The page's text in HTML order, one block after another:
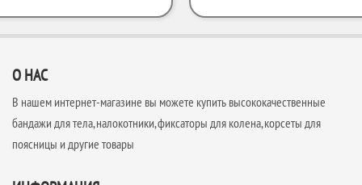
О НАС
В нашем интернет-магазине вы можете купить высококачественные
бандажи для тела, налокотники, фиксаторы для колена, корсеты для
поясницы и другие товары